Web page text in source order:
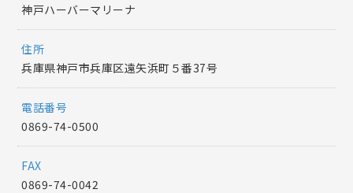
神戸ハーバーマリーナ
住所
兵庫県神戸市兵庫区遠矢浜町５番37号
電話番号
0869-74-0500
FAX
0869-74-0042